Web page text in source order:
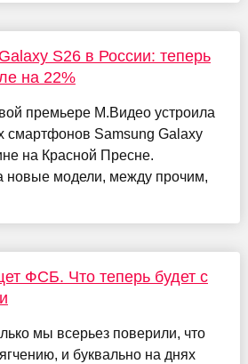
S26 в России: теперь
на 22%
премьере М.Видео устроила
смартфонов Samsung Galaxy
на Красной Пресне.
новые модели, между прочим,
ФСБ. Что теперь будет с
мы всерьез поверили, что
и буквально на днях